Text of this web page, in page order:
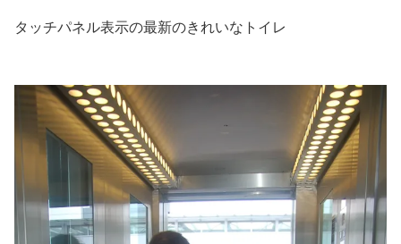
タッチパネル表示の最新のきれいなトイレ